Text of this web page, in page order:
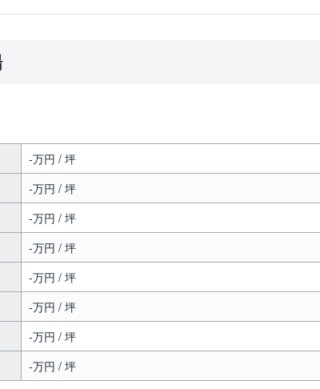
-万円 / 坪
-万円 / 坪
-万円 / 坪
-万円 / 坪
-万円 / 坪
-万円 / 坪
-万円 / 坪
-万円 / 坪